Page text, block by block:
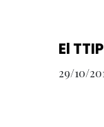
El
29/10/